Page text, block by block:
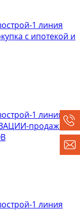
1 линия
с ипотекой и
1 линия
продажа
1 линия